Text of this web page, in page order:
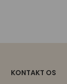
KONTAKT OS